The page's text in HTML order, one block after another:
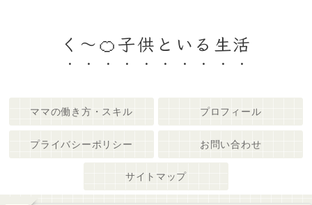
く～🍊子供といる生活
ママの働き方・スキル プロフィール
プライバシーポリシー お問い合わせ
サイトマップ